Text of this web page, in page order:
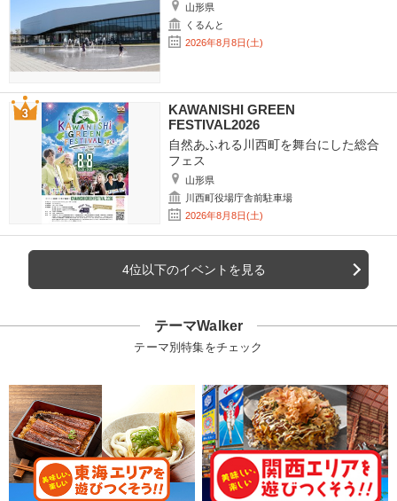
山形県
くるんと
2026年8月8日(土)
KAWANISHI GREEN
FESTIVAL2026
自然あふれる川西町を舞台にした総合
フェス
山形県
川西町役場庁舎前駐車場
2026年8月8日(土)
4位以下のイベントを見る
テーマWalker
テーマ別特集をチェック